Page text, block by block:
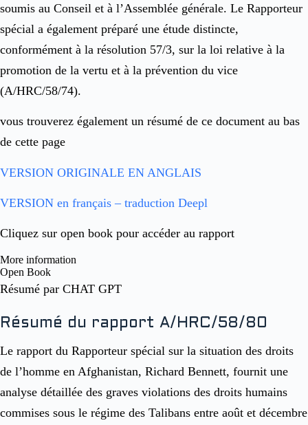
soumis au Conseil et à l’Assemblée générale. Le Rapporteur
spécial a également préparé une étude distincte,
conformément à la résolution 57/3, sur la loi relative à la
promotion de la vertu et à la prévention du vice
(A/HRC/58/74).
vous trouverez également un résumé de ce document au bas
de cette page
VERSION ORIGINALE EN ANGLAIS
VERSION en français – traduction Deepl
Cliquez sur open book pour accéder au rapport
More information
Open Book
Résumé par CHAT GPT
Résumé du rapport A/HRC/58/80
Le rapport du Rapporteur spécial sur la situation des droits
de l’homme en Afghanistan, Richard Bennett, fournit une
analyse détaillée des graves violations des droits humains
commises sous le régime des Talibans entre août et décembre